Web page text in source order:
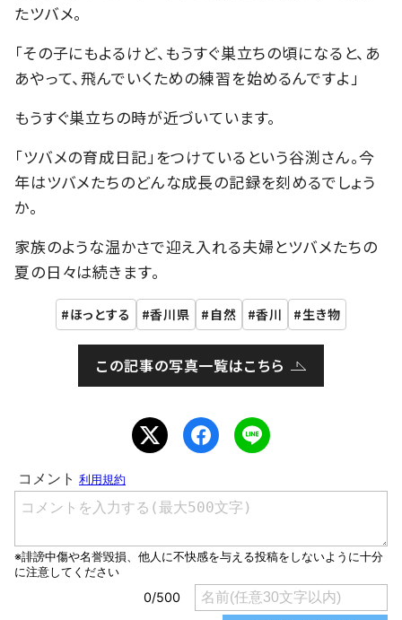
たツバメ。
「その子にもよるけど、もうすぐ巣立ちの頃になると、あ
あやって、飛んでいくための練習を始めるんですよ」
もうすぐ巣立ちの時が近づいています。
「ツバメの育成日記」をつけているという谷渕さん。今
年はツバメたちのどんな成長の記録を刻めるでしょう
か。
家族のような温かさで迎え入れる夫婦とツバメたちの
夏の日々は続きます。
ほっとする 香川県 自然 香川 生き物
この記事の写真一覧はこちら